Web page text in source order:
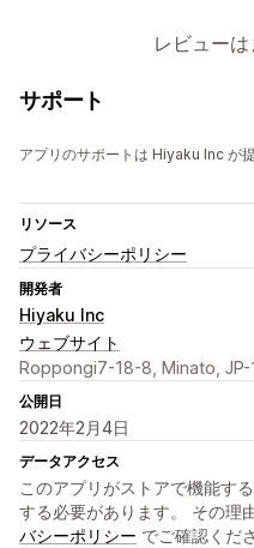
レビュー
サポート
アプリのサポートは Hiyaku Inc が
リソース
プライバシーポリシー
開発者
Hiyaku Inc
ウェブサイト
Roppongi7-18-8, Minato, JP-
公開日
2022年2月4日
データアクセス
このアプリがストアで機能す
する必要があります。 その理
バシーポリシー でご確認くだ